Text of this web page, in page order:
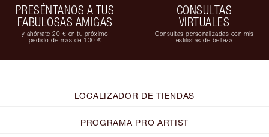
PRESÉNTANOS A TUS
FABULOSAS AMIGAS
y ahórrate 20 € en tu próximo
pedido de más de 100 €
CONSULTAS
VIRTUALES
Consultas personalizadas con mis
estilistas de belleza
LOCALIZADOR DE TIENDAS
PROGRAMA PRO ARTIST